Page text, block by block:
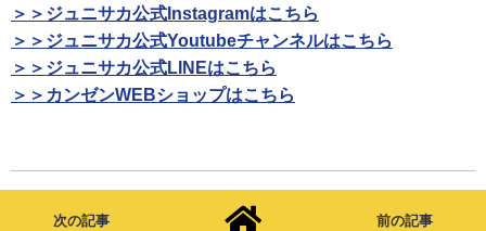
＞＞ジュニサカ公式Instagramはこちら
＞＞ジュニサカ公式Youtubeチャンネルはこちら
＞＞ジュニサカ公式LINEはこちら
＞＞カンゼンWEBショップはこちら
次の記事 前の記事